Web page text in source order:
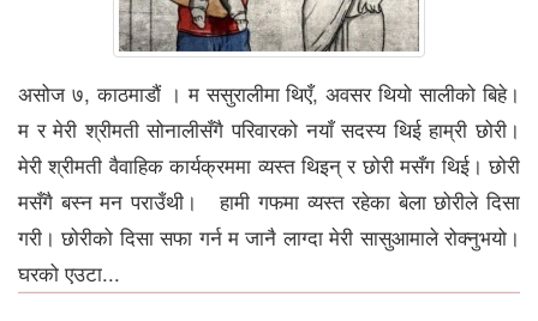
असोज ७, काठमाडौं । म ससुरालीमा थिएँ, अवसर थियो सालीको बिहे।
म र मेरी श्रीमती सोनालीसँगै परिवारको नयाँ सदस्य थिई हाम्री छोरी।
मेरी श्रीमती वैवाहिक कार्यक्रममा व्यस्त थिइन् र छोरी मसँग थिई। छोरी
मसँगै बस्न मन पराउँथी। हामी गफमा व्यस्त रहेका बेला छोरीले दिसा
गरी। छोरीको दिसा सफा गर्न म जानै लाग्दा मेरी सासुआमाले रोक्नुभयो।
घरको एउटा...